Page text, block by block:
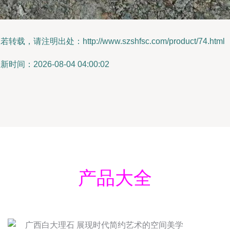
转载，请注明出处：http://www.szshfsc.com/product/74.html
时间：2026-08-04 04:00:02
产品大全